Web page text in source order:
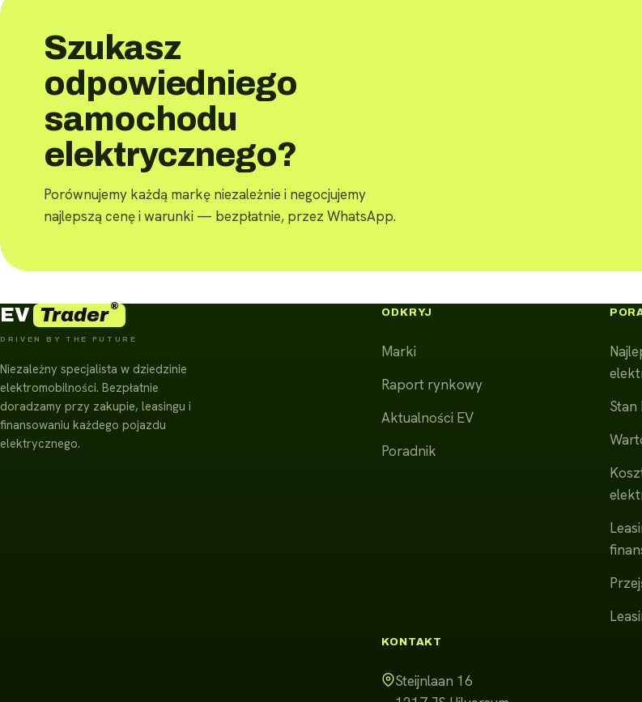
Szukasz
odpowiedniego
samochodu
elektrycznego?
Porównujemy każdą markę niezależnie i negocjujemy
najlepszą cenę i warunki — bezpłatnie, przez WhatsApp.
EV Trader®
DRIVEN BY THE FUTURE
Niezależny specjalista w dziedzinie
elektromobilności. Bezpłatnie
doradzamy przy zakupie, leasingu i
finansowaniu każdego pojazdu
elektrycznego.
ODKRYJ
Marki
Raport rynkowy
Aktualności EV
Poradnik
Stan
KONTAKT
Steijnlaan 16